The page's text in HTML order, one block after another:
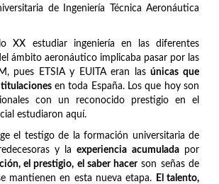
de Ingeniería Técnica Aeronáutica
XX estudiar ingeniería en las diferentes
ámbito aeronáutico implicaba pasar por las
pues ETSIA y EUITA eran lasúnicas que
en toda España. Los que hoy son
con un reconocido prestigio en el
estudiaron aquí.
el testigo de la formación universitaria de
y laexperiencia acumuladapor
el prestigio, el saber hacerson señas de
mantienen en esta nueva etapa.
El talento,